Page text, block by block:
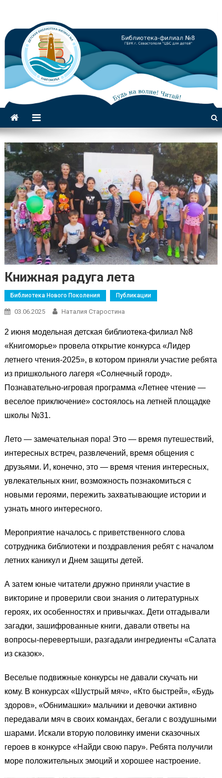
детей
Книжная радуга лета
Библиотека Нового Поколения Публикации
03.06.2025 Наталия Старостина
2 июня модельная детская библиотека-филиал №8
«Книгоморье» провела открытие конкурса «Лидер
летнего чтения-2025», в котором приняли участие ребята
из пришкольного лагеря «Солнечный город».
Познавательно-игровая программа «Летнее чтение —
веселое приключение» состоялось на летней площадке
школы №31.
Лето — замечательная пора! Это — время путешествий,
интересных встреч, развлечений, время общения с
друзьями. И, конечно, это — время чтения интересных,
увлекательных книг, возможность познакомиться с
новыми героями, пережить захватывающие истории и
узнать много интересного.
Мероприятие началось с приветственного слова
сотрудника библиотеки и поздравления ребят с началом
летних каникул и Днем защиты детей.
А затем юные читатели дружно приняли участие в
викторине и проверили свои знания о литературных
героях, их особенностях и привычках. Дети отгадывали
загадки, зашифрованные книги, давали ответы на
вопросы-перевертыши, разгадали ингредиенты «Салата
из сказок».
Веселые подвижные конкурсы не давали скучать ни
кому. В конкурсах «Шустрый мяч», «Кто быстрей», «Будь
здоров», «Обнимашки» мальчики и девочки активно
передавали мяч в своих командах, бегали с воздушными
шарами. Искали вторую половинку имени сказочных
героев в конкурсе «Найди свою пару». Ребята получили
море положительных эмоций и хорошее настроение.